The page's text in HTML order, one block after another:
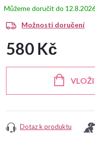
Možnosti doručení
580 Kč
Dotaz k produktu